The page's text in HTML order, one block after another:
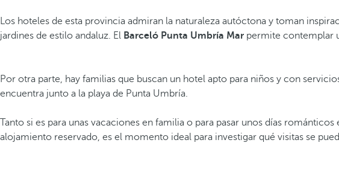
Los hoteles de esta provincia admiran la naturaleza autóctona y toman
jardines de estilo andaluz. El Barceló Punta Umbría Mar permite contemplar
Por otra parte, hay familias que buscan un hotel apto para niños y con
encuentra junto a la playa de Punta Umbría.
Tanto si es para unas vacaciones en familia o para pasar unos días
alojamiento reservado, es el momento ideal para investigar qué visitas se